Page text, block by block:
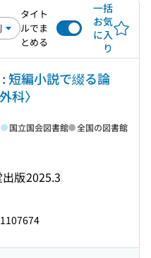
タイト
ルでま
とめる
一括
お気
に入
り
短編小説で綴る論
科〉
版2025.3
国立国会図書館 全国の図書館